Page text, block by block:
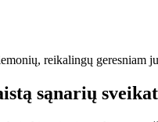
reikalingų
sąnarių